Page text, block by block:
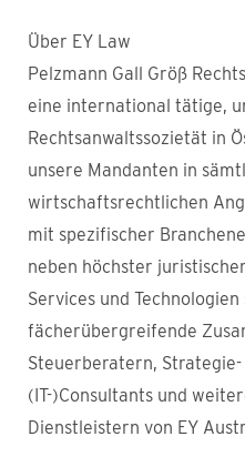
Über EY Law
Pelzmann Gall Größ
eine international tätige,
Rechtsanwaltssozietät in
unsere Mandanten in
wirtschaftsrechtlichen
mit spezifischer
neben höchster
Services und
fächerübergreifende
Steuerberatern,
(IT-)Consultants und
Dienstleistern von EY